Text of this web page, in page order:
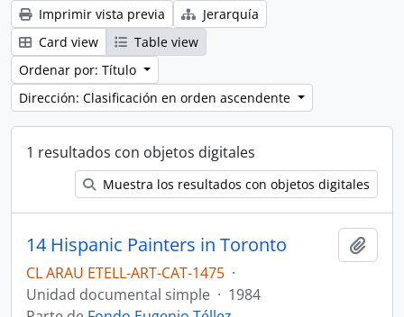
Imprimir vista previa
Jerarquía
Card view
Table view
Ordenar por: Título
Dirección: Clasificación en orden ascendente
1 resultados con objetos digitales
Muestra los resultados con objetos digitales
14 Hispanic Painters in Toronto
CL ARAU ETELL-ART-CAT-1475 ·
Unidad documental simple · 1984